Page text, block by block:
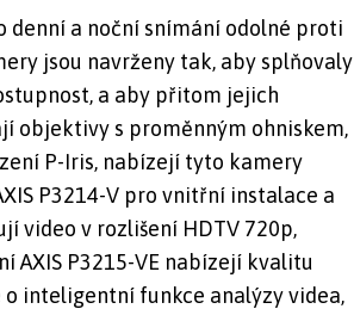
denní a noční snímání odolné proti
jsou navrženy tak, aby splňovaly
a aby přitom jejich
objektivy s proměnným ohniskem,
P-Iris, nabízejí tyto kamery
P3214-V pro vnitřní instalace a
video v rozlišení HDTV 720p,
AXIS P3215-VE nabízejí kvalitu
inteligentní funkce analýzy videa,